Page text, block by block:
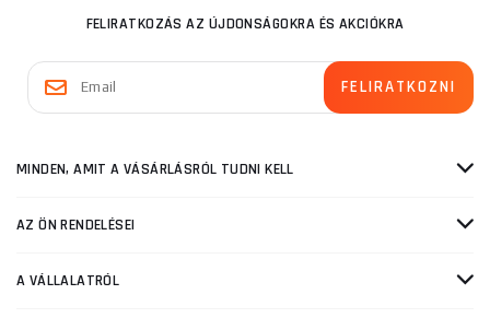
FELIRATKOZÁS AZ ÚJDONSÁGOKRA ÉS AKCIÓKRA
MINDEN, AMIT A VÁSÁRLÁSRÓL TUDNI KELL
AZ ÖN RENDELÉSEI
A VÁLLALATRÓL